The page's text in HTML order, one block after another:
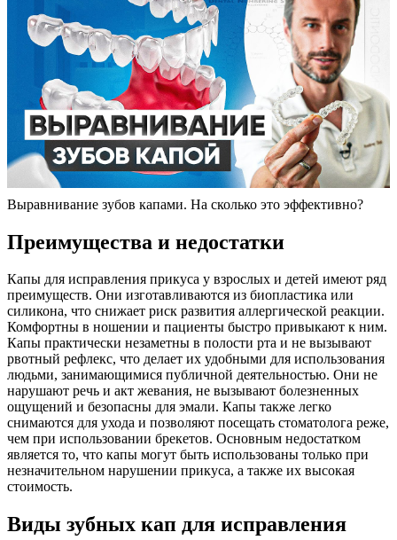
Выравнивание зубов капами. На сколько это эффективно?
Преимущества и недостатки
Капы для исправления прикуса у взрослых и детей имеют ряд
преимуществ. Они изготавливаются из биопластика или
силикона, что снижает риск развития аллергической реакции.
Комфортны в ношении и пациенты быстро привыкают к ним.
Капы практически незаметны в полости рта и не вызывают
рвотный рефлекс, что делает их удобными для использования
людьми, занимающимися публичной деятельностью. Они не
нарушают речь и акт жевания, не вызывают болезненных
ощущений и безопасны для эмали. Капы также легко
снимаются для ухода и позволяют посещать стоматолога реже,
чем при использовании брекетов. Основным недостатком
является то, что капы могут быть использованы только при
незначительном нарушении прикуса, а также их высокая
стоимость.
Виды зубных кап для исправления